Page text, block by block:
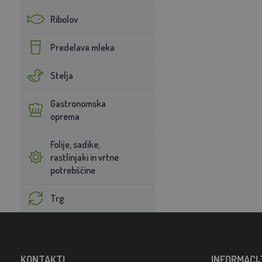
Ribolov
Predelava mleka
Stelja
Gastronomska
oprema
Folije, sadike,
rastlinjaki in vrtne
potrebščine
Trg